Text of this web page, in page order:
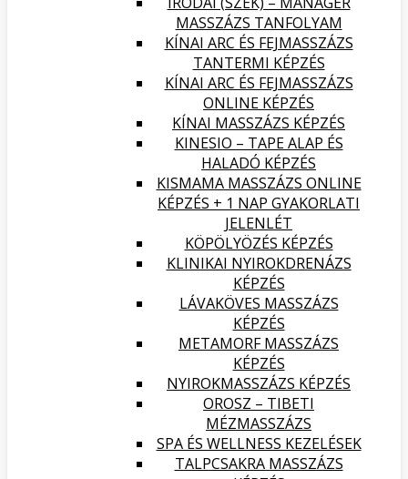
MASSZÁZS TANFOLYAM
KÍNAI ARC ÉS FEJMASSZÁZS
TANTERMI KÉPZÉS
KÍNAI ARC ÉS FEJMASSZÁZS
ONLINE KÉPZÉS
KÍNAI MASSZÁZS KÉPZÉS
KINESIO – TAPE ALAP ÉS
HALADÓ KÉPZÉS
KISMAMA MASSZÁZS ONLINE
KÉPZÉS + 1 NAP GYAKORLATI
JELENLÉT
KÖPÖLYÖZÉS KÉPZÉS
KLINIKAI NYIROKDRENÁZS
KÉPZÉS
LÁVAKÖVES MASSZÁZS
KÉPZÉS
METAMORF MASSZÁZS
KÉPZÉS
NYIROKMASSZÁZS KÉPZÉS
OROSZ – TIBETI
MÉZMASSZÁZS
SPA ÉS WELLNESS KEZELÉSEK
TALPCSAKRA MASSZÁZS